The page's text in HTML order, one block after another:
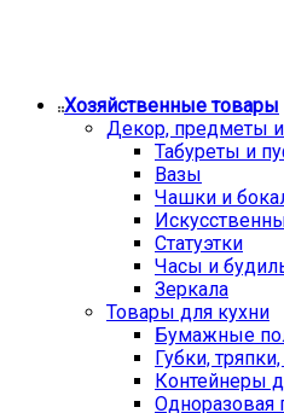
Хозяйственные товары
Декор, предметы
Табуреты и
Вазы
Чашки и
Статуэтки
Часы и
Зеркала
Товары для кухни
Бумажные
Губки,
Контейнеры
Одноразовая